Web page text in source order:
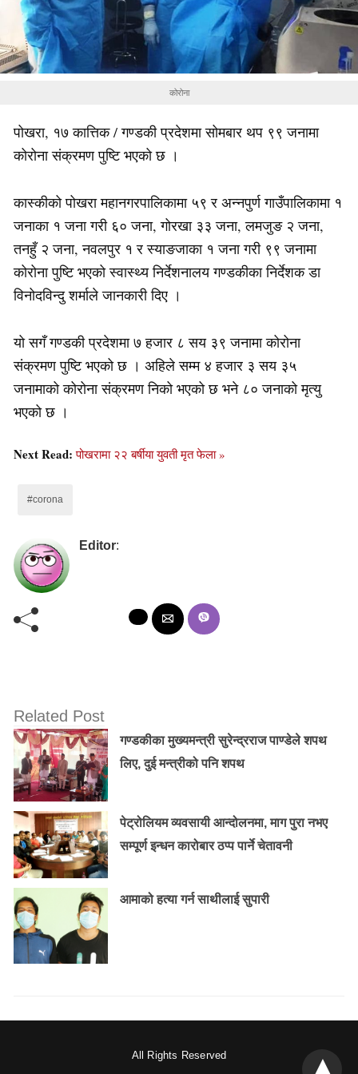
कोरोना
पोखरा, १७ कात्तिक / गण्डकी प्रदेशमा सोमबार थप ९९ जनामा
कोरोना संक्रमण पुष्टि भएको छ ।
कास्कीको पोखरा महानगरपालिकामा ५९ र अन्नपुर्ण गाउँपालिकामा १
जनाका १ जना गरी ६० जना, गोरखा ३३ जना, लमजुङ २ जना,
तनहुँ २ जना, नवलपुर १ र स्याङजाका १ जना गरी ९९ जनामा
कोरोना पुष्टि भएको स्वास्थ्य निर्देशनालय गण्डकीका निर्देशक डा
विनोदविन्दु शर्माले जानकारी दिए ।
यो सगँ गण्डकी प्रदेशमा ७ हजार ८ सय ३९ जनामा कोरोना
संक्रमण पुष्टि भएको छ । अहिले सम्म ४ हजार ३ सय ३५
जनामाको कोरोना संक्रमण निको भएको छ भने ८० जनाको मृत्यु
भएको छ ।
Next Read:पोखरामा २२ बर्षीया युवती मृत फेला »
#corona
Editor:
Related Post
गण्डकीका मुख्यमन्त्री सुरेन्द्रराज पाण्डेले शपथ
लिए, दुई मन्त्रीको पनि शपथ
पेट्रोलियम व्यवसायी आन्दोलनमा, माग पुरा नभए
सम्पूर्ण इन्धन कारोबार ठप्प पार्ने चेतावनी
आमाको हत्या गर्न साथीलाई सुपारी
All Rights Reserved